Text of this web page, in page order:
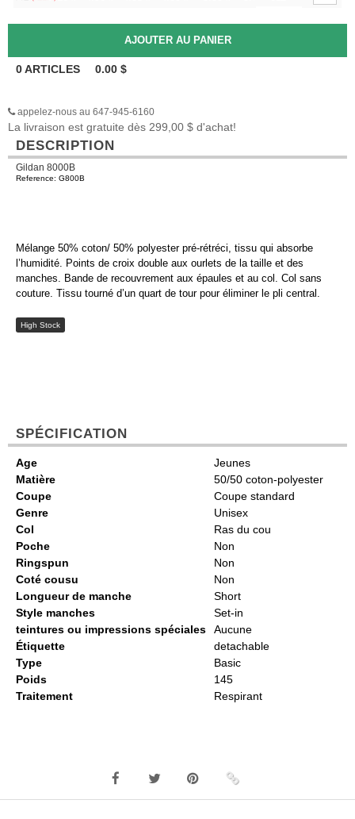
0ARTICLES 0.00 $
appelez-nous au 647-945-6160
La livraison est gratuite dès 299,00 $ d'achat!
DESCRIPTION
Gildan 8000B
Reference: G800B
Mélange 50% coton/ 50% polyester pré-rétréci, tissu qui absorbe
l’humidité. Points de croix double aux ourlets de la taille et des
manches. Bande de recouvrement aux épaules et au col. Col sans
couture. Tissu tourné d’un quart de tour pour éliminer le pli central.
High Stock
SPÉCIFICATION
Age
Jeunes
Matière
50/50 coton-polyester
Coupe
Coupe standard
Genre
Unisex
Col
Ras du cou
Poche
Non
Ringspun
Non
Coté cousu
Non
Longueur de manche
Short
Style manches
Set-in
teintures ou impressions spéciales
Aucune
Étiquette
detachable
Type
Basic
Poids
145
Traitement
Respirant